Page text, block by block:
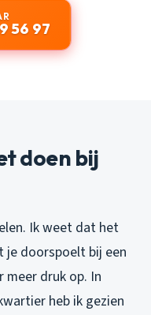
56 97
doen bij
Ik weet dat het
je doorspoelt bij een
meer druk op. In
heb ik gezien